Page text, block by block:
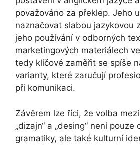
považováno za překlep. Jeho
naznačovat slabou jazykovou
jeho používání v odborných
marketingových materiálech
tedy klíčové zaměřit se spíše
varianty, které zaručují
při komunikaci.
Závěrem lze říci, že volba mezi
„dizajn“ a „desing“ není pouze
gramatiky, ale také kulturní